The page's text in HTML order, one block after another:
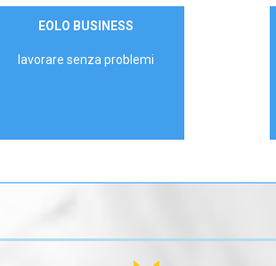
ContattaciEOLO BUSINESS
lavorare senza problemi